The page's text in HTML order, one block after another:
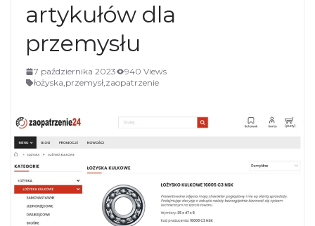
artykułów dla
przemysłu
7 października 2023
940 Views
łożyska,przemysł,zaopatrzenie